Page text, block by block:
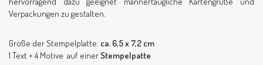
Verpackungen zu gestalten.
Größe der Stempelplatte: ca. 6,5 x 7,2 cm
1 Text + 4 Motive auf einerStempelpatte